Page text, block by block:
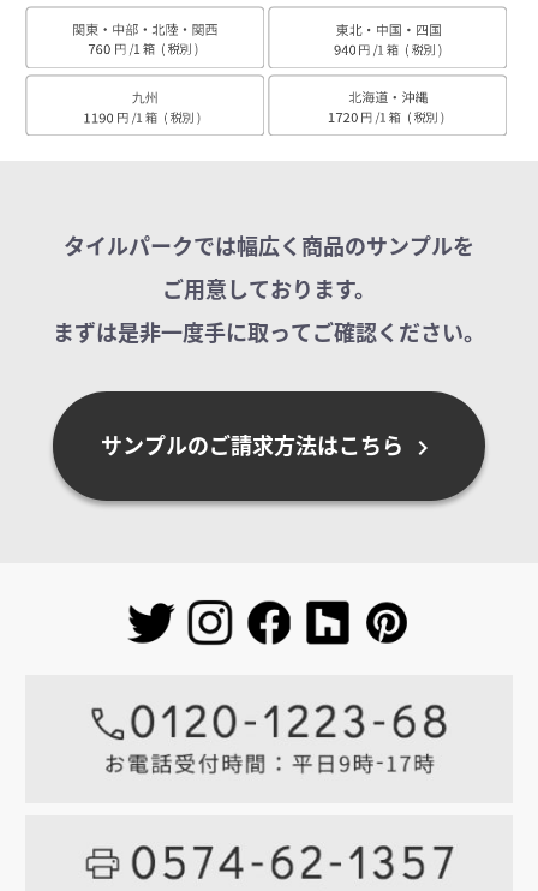
タイルパークでは幅広く商品のサンプルを
ご用意しております。
まずは是非一度手に取ってご確認ください。
サンプルのご請求方法はこちら chevron_right